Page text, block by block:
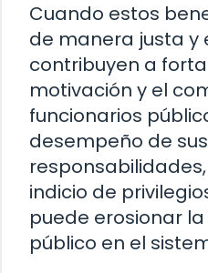
Cuando estos
de manera justa y
contribuyen a
motivación y el
funcionarios
desempeño de sus
indicio de
puede erosionar
público en el